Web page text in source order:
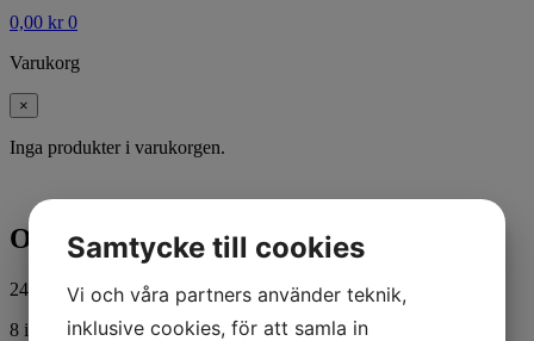
0,00 kr 0
Varukorg
×
Inga produkter i varukorgen.
O RING @10
24,00 kr ink. moms
8 i lager
Samtycke till cookies
Vi och våra partners använder teknik,
inklusive cookies, för att samla in